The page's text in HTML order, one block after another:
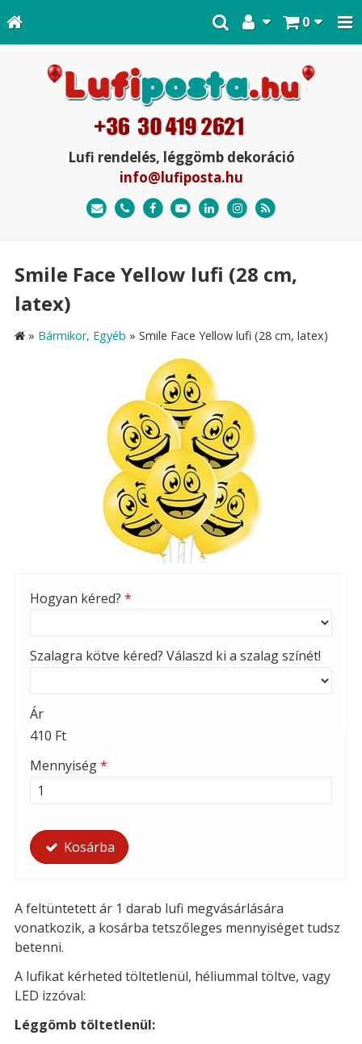
0
Lufi rendelés, léggömb dekoráció
info@lufiposta.hu
Smile Face Yellow lufi (28 cm,
latex)
» Bármikor, Egyéb » Smile Face Yellow lufi (28 cm, latex)
Hogyan kéred? *
Szalagra kötve kéred? Válaszd ki a szalag színét!
Ár
410 Ft
Mennyiség*
Kosárba
A feltüntetett ár 1 darab lufi megvásárlására
vonatkozik, a kosárba tetszőleges mennyiséget tudsz
betenni.
A lufikat kérheted töltetlenül, héliummal töltve, vagy
LED izzóval:
Léggömb töltetlenül: